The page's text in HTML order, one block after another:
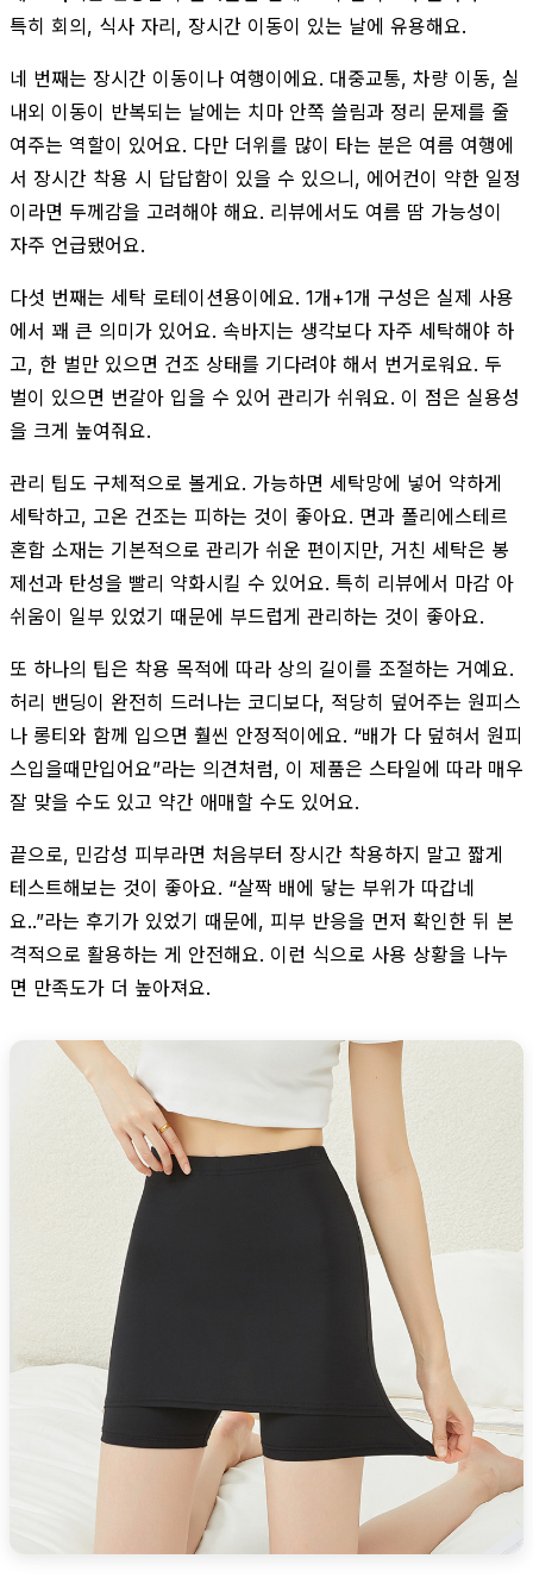
특히 회의, 식사 자리, 장시간 이동이 있는 날에 유용해요.
네 번째는 장시간 이동이나 여행이에요. 대중교통, 차량 이동, 실
내외 이동이 반복되는 날에는 치마 안쪽 쓸림과 정리 문제를 줄
여주는 역할이 있어요. 다만 더위를 많이 타는 분은 여름 여행에
서 장시간 착용 시 답답함이 있을 수 있으니, 에어컨이 약한 일정
이라면 두께감을 고려해야 해요. 리뷰에서도 여름 땀 가능성이
자주 언급됐어요.
다섯 번째는 세탁 로테이션용이에요. 1개+1개 구성은 실제 사용
에서 꽤 큰 의미가 있어요. 속바지는 생각보다 자주 세탁해야 하
고, 한 벌만 있으면 건조 상태를 기다려야 해서 번거로워요. 두
벌이 있으면 번갈아 입을 수 있어 관리가 쉬워요. 이 점은 실용성
을 크게 높여줘요.
관리 팁도 구체적으로 볼게요. 가능하면 세탁망에 넣어 약하게
세탁하고, 고온 건조는 피하는 것이 좋아요. 면과 폴리에스테르
혼합 소재는 기본적으로 관리가 쉬운 편이지만, 거친 세탁은 봉
제선과 탄성을 빨리 약화시킬 수 있어요. 특히 리뷰에서 마감 아
쉬움이 일부 있었기 때문에 부드럽게 관리하는 것이 좋아요.
또 하나의 팁은 착용 목적에 따라 상의 길이를 조절하는 거예요.
허리 밴딩이 완전히 드러나는 코디보다, 적당히 덮어주는 원피스
나 롱티와 함께 입으면 훨씬 안정적이에요. “배가 다 덮혀서 원피
스입을때만입어요”라는 의견처럼, 이 제품은 스타일에 따라 매우
잘 맞을 수도 있고 약간 애매할 수도 있어요.
끝으로, 민감성 피부라면 처음부터 장시간 착용하지 말고 짧게
테스트해보는 것이 좋아요. “살짝 배에 닿는 부위가 따갑네
요..”라는 후기가 있었기 때문에, 피부 반응을 먼저 확인한 뒤 본
격적으로 활용하는 게 안전해요. 이런 식으로 사용 상황을 나누
면 만족도가 더 높아져요.